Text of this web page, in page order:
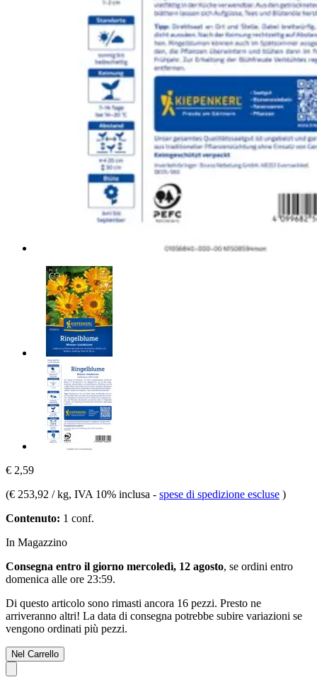
€ 2,59
(€ 253,92 / kg, IVA 10% inclusa - spese di spedizione escluse )
Contenuto: 1 conf.
In Magazzino
Consegna entro il giorno mercoledì, 12 agosto, se ordini entro
domenica alle ore 23:59.
Di questo articolo sono rimasti ancora 16 pezzi. Presto ne
arriveranno altri! La data di consegna potrebbe subire variazioni se
vengono ordinati più pezzi.
Nel Carrello